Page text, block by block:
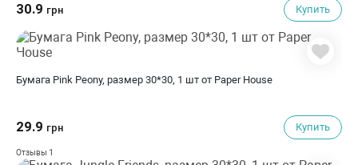
30.9 грн Купить
Бумага Pink Peony, размер 30*30, 1 шт от Paper House
29.9 грн Купить
Отзывы 1